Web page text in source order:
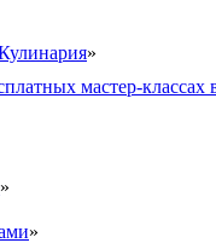
»
мастер-классах
»
»